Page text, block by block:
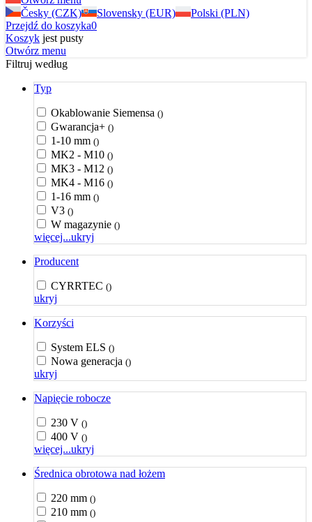
Česky (CZK)
Slovensky (EUR)
Polski (PLN)
Przejdź do koszyka0
Koszyk jest pusty
Otwórz menu
Filtruj według
Typ
Okablowanie Siemensa ()
Gwarancja+ ()
1-10 mm ()
MK2 - M10 ()
MK3 - M12 ()
MK4 - M16 ()
1-16 mm ()
V3 ()
W magazynie ()
więcej...ukryj
Producent
CYRRTEC ()
ukryj
Korzyści
System ELS ()
Nowa generacja ()
ukryj
Napięcie robocze
230 V ()
400 V ()
więcej...ukryj
Średnica obrotowa nad łożem
220 mm ()
210 mm ()